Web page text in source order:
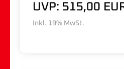
UVP: 515,00
Inkl. 19% MwSt.